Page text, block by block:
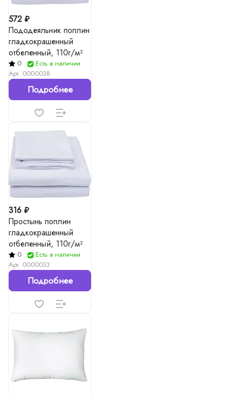
572 ₽
Пододеяльник поплин
гладкокрашенный
отбеленный, 110г/м²
0
Есть в наличии
Арт. 0000038
Подробнее
316 ₽
Простынь поплин
гладкокрашенный
отбеленный, 110г/м²
0
Есть в наличии
Арт. 0000033
Подробнее